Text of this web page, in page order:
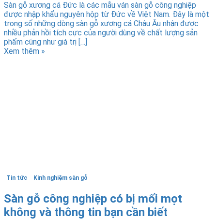
Sàn gỗ xương cá Đức là các mẫu ván sàn gỗ công nghiệp
được nhập khẩu nguyên hộp từ Đức về Việt Nam. Đây là một
trong số những dòng sàn gỗ xương cá Châu Âu nhận được
nhiều phản hồi tích cực của người dùng về chất lượng sản
phẩm cũng như giá trị […]
Xem thêm »
Tin tức Kinh nghiệm sàn gỗ
Sàn gỗ công nghiệp có bị mối mọt
không và thông tin bạn cần biết